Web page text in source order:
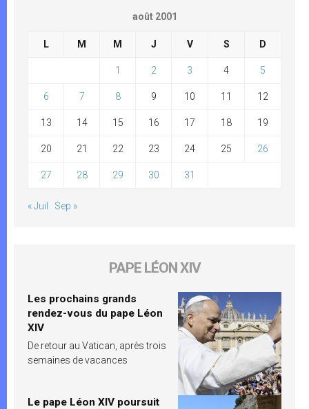
août 2001
L M M J V S D
1 2 3 4 5
6 7 8 9 10 11 12
13 14 15 16 17 18 19
20 21 22 23 24 25 26
27 28 29 30 31
« Juil Sep »
PAPE LÉON XIV
Les prochains grands
rendez-vous du pape Léon
XIV
De retour au Vatican, après trois
semaines de vacances
Le pape Léon XIV poursuit